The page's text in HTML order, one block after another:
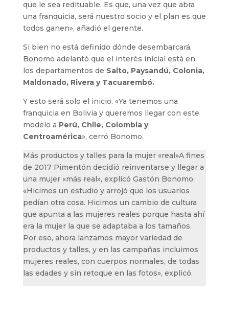
que le sea redituable. Es que, una vez que abra
una franquicia, será nuestro socio y el plan es que
todos ganen», añadió el gerente.
Si bien no está definido dónde desembarcará,
Bonomo adelantó que el interés inicial está en
los departamentos de Salto, Paysandú, Colonia,
Maldonado, Rivera y Tacuarembó.
Y esto será solo el inicio. «Ya tenemos una
franquicia en Bolivia y queremos llegar con este
modelo a Perú, Chile, Colombia y
Centroamérica», cerró Bonomo.
Más productos y talles para la mujer «real»A fines
de 2017 Pimentón decidió reinventarse y llegar a
una mujer «más real», explicó Gastón Bonomo.
«Hicimos un estudio y arrojó que los usuarios
pedían otra cosa. Hicimos un cambio de cultura
que apunta a las mujeres reales porque hasta ahí
era la mujer la que se adaptaba a los tamaños.
Por eso, ahora lanzamos mayor variedad de
productos y talles, y en las campañas incluimos
mujeres reales, con cuerpos normales, de todas
las edades y sin retoque en las fotos», explicó.